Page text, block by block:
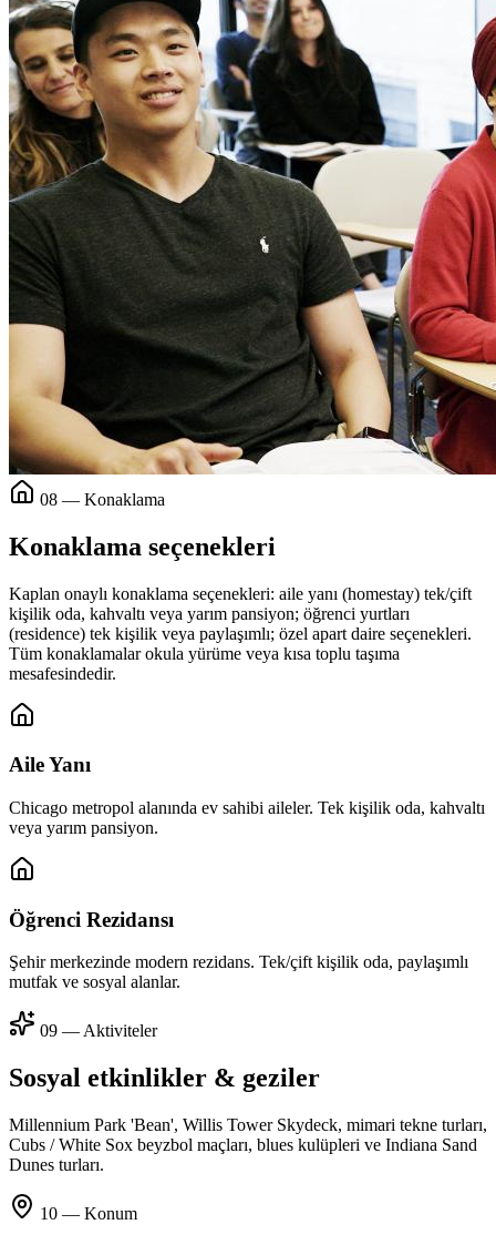
08 — Konaklama
Konaklama seçenekleri
Kaplan onaylı konaklama seçenekleri: aile yanı (homestay) tek/çift
kişilik oda, kahvaltı veya yarım pansiyon; öğrenci yurtları
(residence) tek kişilik veya paylaşımlı; özel apart daire seçenekleri.
Tüm konaklamalar okula yürüme veya kısa toplu taşıma
mesafesindedir.
Aile Yanı
Chicago metropol alanında ev sahibi aileler. Tek kişilik oda, kahvaltı
veya yarım pansiyon.
Öğrenci Rezidansı
Şehir merkezinde modern rezidans. Tek/çift kişilik oda, paylaşımlı
mutfak ve sosyal alanlar.
09 — Aktiviteler
Sosyal etkinlikler & geziler
Millennium Park 'Bean', Willis Tower Skydeck, mimari tekne turları,
Cubs / White Sox beyzbol maçları, blues kulüpleri ve Indiana Sand
Dunes turları.
10 — Konum